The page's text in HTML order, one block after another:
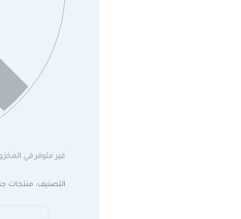
غير متوفر في
التصنيف: منتجات